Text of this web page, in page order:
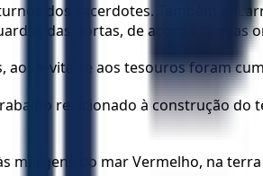
dos sacerdotes. Também
das portas, de acordo com as
aos levitas e aos tesouros foram
relacionado à construção do
margens do mar Vermelho, na